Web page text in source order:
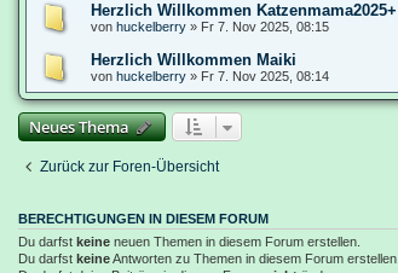
Herzlich Willkommen Katzenmama2025+
von huckelberry » Fr 7. Nov 2025, 08:15
Herzlich Willkommen Maiki
von huckelberry » Fr 7. Nov 2025, 08:14
Neues Thema
Zurück zur Foren-Übersicht
BERECHTIGUNGEN IN DIESEM FORUM
Du darfst keine neuen Themen in diesem Forum erstellen.
Du darfst keineAntworten zu Themen in diesem Forum erstellen.